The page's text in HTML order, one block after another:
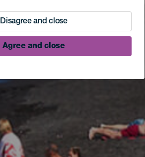
Disagree and close
Agree and close